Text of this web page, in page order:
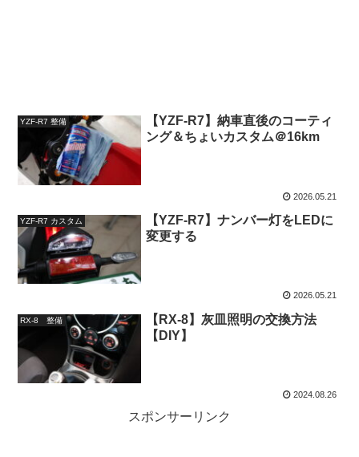
YZF-R7 整備
【YZF-R7】納車直後のコーティ
ング＆ちょいカスタム＠16km
2026.05.21
YZF-R7 カスタム
【YZF-R7】ナンバー灯をLEDに
変更する
2026.05.21
RX-8 整備
【RX-8】灰皿照明の交換方法
【DIY】
2024.08.26
スポンサーリンク